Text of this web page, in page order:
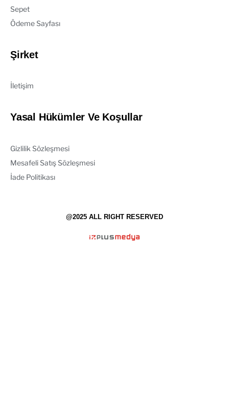
Sepet
Ödeme Sayfası
Şirket
İletişim
Yasal Hükümler Ve Koşullar
Gizlilik Sözleşmesi
Mesafeli Satış Sözleşmesi
İade Politikası
@2025 ALL RIGHT RESERVED